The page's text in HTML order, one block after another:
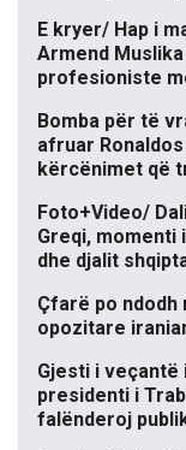
E kryer/ Hap i
Armend
profesioniste
Bomba për të
afruar
kërcënimet që
Foto+Video/
Greqi, momenti
dhe djalit
Çfarë po ndodh
opozitare
Gjesti i veçantë
presidenti i
falënderoj